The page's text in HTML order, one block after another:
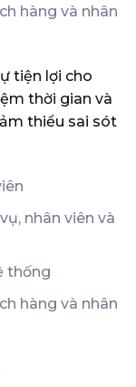
hàng và nhân
tiện lợi cho
thời gian và
thiểu sai sót
nhân viên và
thống
hàng và nhân